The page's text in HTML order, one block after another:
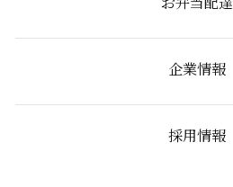
企業情報
採用情報